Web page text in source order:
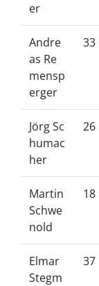
er
Andre
as Re
mensp
erger
33
Jörg Sc
humac
her
26
Martin
Schwe
nold
18
Elmar
Stegm
37